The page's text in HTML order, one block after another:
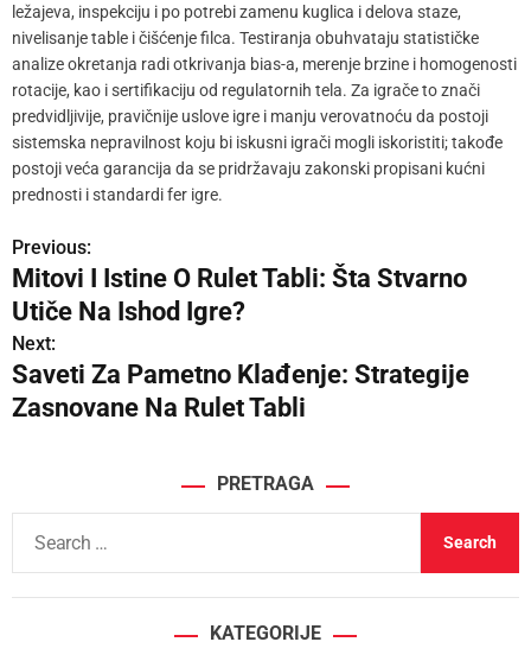
ležajeva, inspekciju i po potrebi zamenu kuglica i delova staze,
nivelisanje table i čišćenje filca. Testiranja obuhvataju statističke
analize okretanja radi otkrivanja bias-a, merenje brzine i homogenosti
rotacije, kao i sertifikaciju od regulatornih tela. Za igrače to znači
predvidljivije, pravičnije uslove igre i manju verovatnoću da postoji
sistemska nepravilnost koju bi iskusni igrači mogli iskoristiti; takođe
postoji veća garancija da se pridržavaju zakonski propisani kućni
prednosti i standardi fer igre.
P
o
s
t
v
i
Previous:
Mitovi I Istine O Rulet Tabli: Šta Stvarno
Utiče Na Ishod Igre?
Next:
Saveti Za Pametno Klađenje: Strategije
Zasnovane Na Rulet Tabli
PRETRAGA
KATEGORIJE